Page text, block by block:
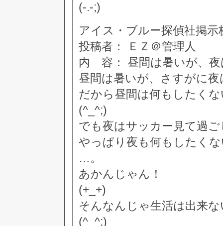
(-.-;)
アイス・ブルー探偵社掲
投稿者： ＥＺ＠管理人
内 容： 昼間は暑いが、
昼間は暑いが、さすがに
だから昼間は何もしたく
(^_^;)
でも夜はサッカー見て過
やっぱり夜も何もしたく
…。
あかんじゃん！
(+_+)
そんなんじゃ生活は出来
(^_^;)